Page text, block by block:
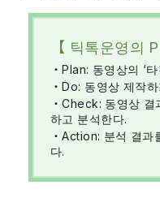
【 틱톡운영의
・Plan: 동영상의 ‘
・Do: 동영상 제작하
・Check: 동영상
하고 분석한다.
・Action: 분석 결과
다.